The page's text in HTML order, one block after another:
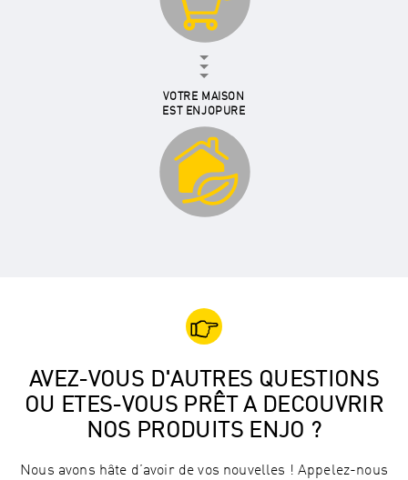
VOTRE MAISON
EST ENJOPURE
AVEZ-VOUS D'AUTRES QUESTIONS
OU ETES-VOUS PRÊT A DECOUVRIR
NOS PRODUITS ENJO ?
Nous avons hâte d’avoir de vos nouvelles ! Appelez-nous